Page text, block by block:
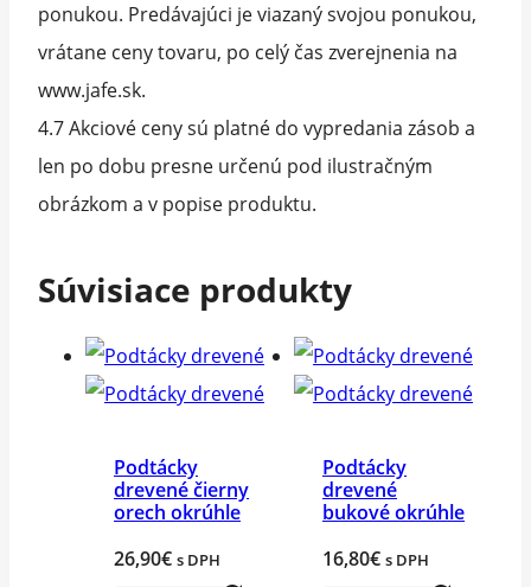
ponukou. Predávajúci je viazaný svojou ponukou,
vrátane ceny tovaru, po celý čas zverejnenia na
www.jafe.sk.
4.7 Akciové ceny sú platné do vypredania zásob a
len po dobu presne určenú pod ilustračným
obrázkom a v popise produktu.
Súvisiace produkty
Podtácky
drevené čierny
orech okrúhle
26,90€ s DPH
Podtácky
drevené
bukové okrúhle
16,80€ s DPH